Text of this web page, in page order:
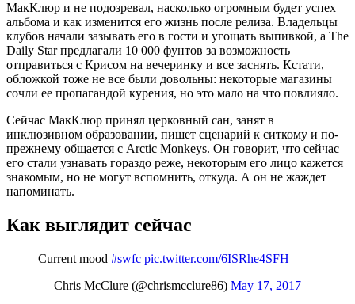
МакКлюр и не подозревал, насколько огромным будет успех
альбома и как изменится его жизнь после релиза. Владельцы
клубов начали зазывать его в гости и угощать выпивкой, а The
Daily Star предлагали 10 000 фунтов за возможность
отправиться с Крисом на вечеринку и все заснять. Кстати,
обложкой тоже не все были довольны: некоторые магазины
сочли ее пропагандой курения, но это мало на что повлияло.
Сейчас МакКлюр принял церковный сан, занят в
инклюзивном образовании, пишет сценарий к ситкому и по-
прежнему общается с Arctic Monkeys. Он говорит, что сейчас
его стали узнавать гораздо реже, некоторым его лицо кажется
знакомым, но не могут вспомнить, откуда. А он не жаждет
напоминать.
Как выглядит сейчас
Current mood #swfc pic.twitter.com/6ISRhe4SFH
— Chris McClure (@chrismcclure86) May 17, 2017